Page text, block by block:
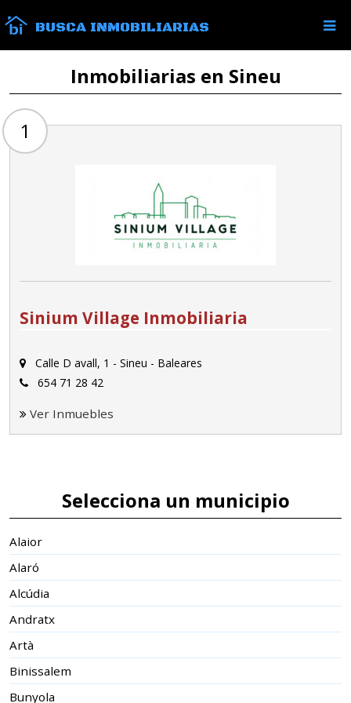
BUSCA INMOBILIARIAS
Inmobiliarias en Sineu
1
Sinium Village Inmobiliaria
Calle D avall, 1 - Sineu - Baleares
654 71 28 42
Ver Inmuebles
Selecciona un municipio
Alaior
Alaró
Alcúdia
Andratx
Artà
Binissalem
Bunyola